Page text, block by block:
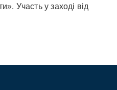
Участь у заході від